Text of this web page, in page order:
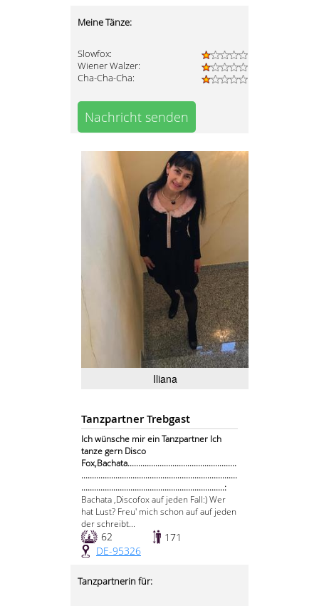
Meine Tänze:
Slowfox:
Wiener Walzer:
Cha-Cha-Cha:
Nachricht senden
Iliana
Tanzpartner Trebgast
Ich wünsche mir ein Tanzpartner Ich
tanze gern Disco
Fox,Bachata...................................................
.........................................................................
...................................................................:
Bachata ,Discofox auf jeden Fall:) Wer
hat Lust? Freu' mich schon auf auf jeden
der schreibt...
62
171
DE-95326
Tanzpartnerin für: